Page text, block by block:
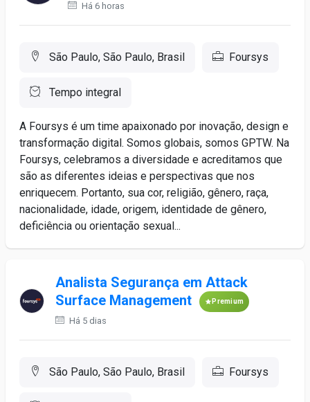
Há 6 horas
São Paulo, São Paulo, Brasil Foursys
Tempo integral
A Foursys é um time apaixonado por inovação, design e
transformação digital. Somos globais, somos GPTW. Na
Foursys, celebramos a diversidade e acreditamos que
são as diferentes ideias e perspectivas que nos
enriquecem. Portanto, sua cor, religião, gênero, raça,
nacionalidade, idade, origem, identidade de gênero,
deficiência ou orientação sexual...
Analista Segurança em Attack
Surface Management
Premium
Há 5 dias
São Paulo, São Paulo, Brasil Foursys